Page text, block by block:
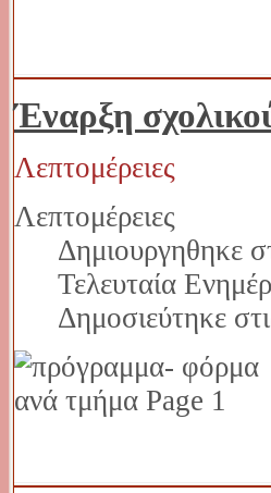
Έναρξη
Λεπτομέρειες
Λεπτομέρειες
Δημιουργηθηκε
Τελευταία
Δημοσιεύτηκε